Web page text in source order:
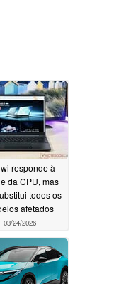
responde à
da CPU, mas
todos os
afetados
03/24/2026